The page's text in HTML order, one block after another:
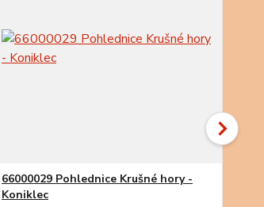
66000029 Pohlednice Krušné hory -
Koniklec